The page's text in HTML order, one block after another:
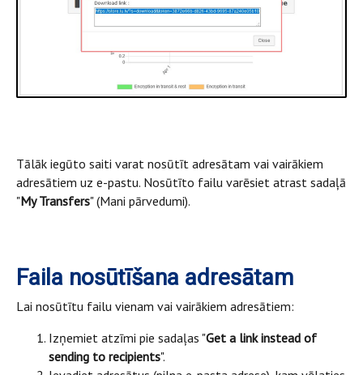
Tālāk iegūto saiti varat nosūtīt adresātam vai vairākiem
adresātiem uz e-pastu. Nosūtīto failu varēsiet atrast sadaļā
"My Transfers" (Mani pārvedumi).
Faila nosūtīšana adresātam
Lai nosūtītu failu vienam vai vairākiem adresātiem:
Izņemiet atzīmi pie sadaļas "Get a link instead of
sending to recipients".